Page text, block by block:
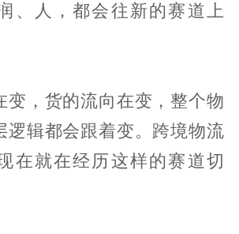
、人，都会往新的赛道上
变，货的流向在变，整个物
逻辑都会跟着变。跨境物流
在就在经历这样的赛道切